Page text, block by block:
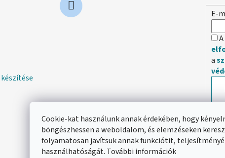
Cookie-kat használunk annak érdekében, hogy
böngészhessen a weboldalom, és elemzéseken
folyamatosan javítsuk annak funkciótit,
használhatóságát. További információk
E-
a